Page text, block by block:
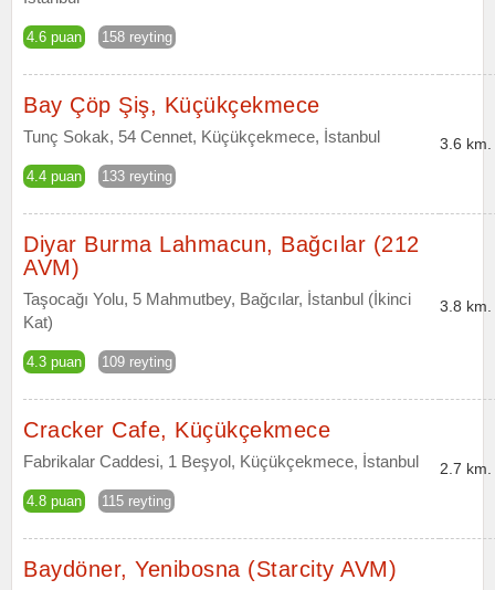
4.6 puan 158 reyting
Bay Çöp Şiş, Küçükçekmece
Tunç Sokak, 54 Cennet, Küçükçekmece, İstanbul
4.4 puan 133 reyting
3.6 km.
Diyar Burma Lahmacun, Bağcılar (212
AVM)
Taşocağı Yolu, 5 Mahmutbey, Bağcılar, İstanbul (İkinci
Kat)
4.3 puan 109 reyting
3.8 km.
Cracker Cafe, Küçükçekmece
Fabrikalar Caddesi, 1 Beşyol, Küçükçekmece, İstanbul
4.8 puan 115 reyting
2.7 km.
Baydöner, Yenibosna (Starcity AVM)